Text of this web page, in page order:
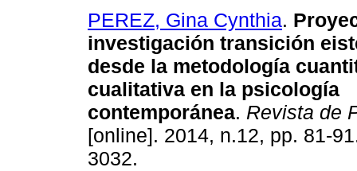
PEREZ, Gina Cynthia.
investigación transición
desde la metodología
cualitativa en la psicología
contemporánea. Revista de
[online]. 2014, n.12, pp. 81-
3032.